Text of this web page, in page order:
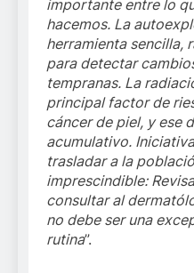
importante entre lo
hacemos. La
herramienta sencilla,
para detectar
tempranas. La
principal factor de
cáncer de piel, y ese
acumulativo.
trasladar a la
imprescindible:
consultar al
no debe ser una
rutina”.